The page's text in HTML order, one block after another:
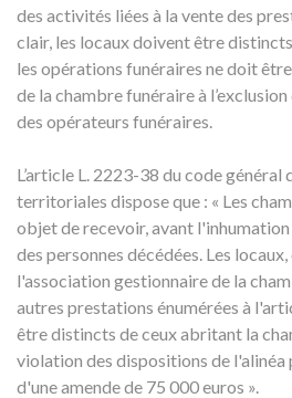
des activités liées à la vente des
clair, les locaux doivent être
les opérations funéraires ne doit
de la chambre funéraire à
des opérateurs funéraires.
L’article L. 2223-38 du code
territoriales dispose que : « Les
objet de recevoir, avant
des personnes décédées. Les
l'association gestionnaire de la
autres prestations énumérées à
être distincts de ceux abritant la
violation des dispositions de l'alinéa
d'une amende de 75 000 euros ».